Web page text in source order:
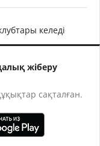
келеді
жіберу
сақталған.